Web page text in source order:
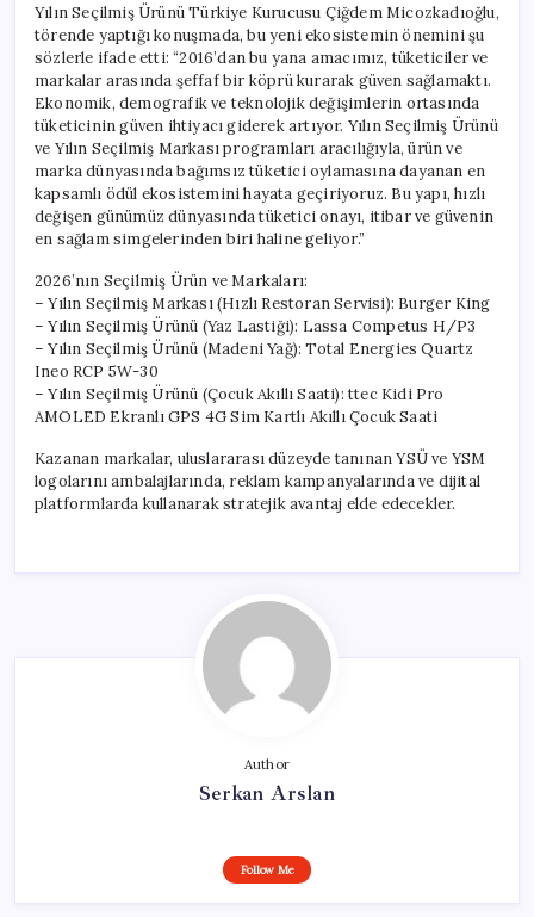
Yılın Seçilmiş Ürünü Türkiye Kurucusu Çiğdem Micozkadıoğlu,
törende yaptığı konuşmada, bu yeni ekosistemin önemini şu
sözlerle ifade etti: “2016’dan bu yana amacımız, tüketiciler ve
markalar arasında şeffaf bir köprü kurarak güven sağlamaktı.
Ekonomik, demografik ve teknolojik değişimlerin ortasında
tüketicinin güven ihtiyacı giderek artıyor. Yılın Seçilmiş Ürünü
ve Yılın Seçilmiş Markası programları aracılığıyla, ürün ve
marka dünyasında bağımsız tüketici oylamasına dayanan en
kapsamlı ödül ekosistemini hayata geçiriyoruz. Bu yapı, hızlı
değişen günümüz dünyasında tüketici onayı, itibar ve güvenin
en sağlam simgelerinden biri haline geliyor.”
2026’nın Seçilmiş Ürün ve Markaları:
– Yılın Seçilmiş Markası (Hızlı Restoran Servisi): Burger King
– Yılın Seçilmiş Ürünü (Yaz Lastiği): Lassa Competus H/P3
– Yılın Seçilmiş Ürünü (Madeni Yağ): Total Energies Quartz
Ineo RCP 5W-30
– Yılın Seçilmiş Ürünü (Çocuk Akıllı Saati): ttec Kidi Pro
AMOLED Ekranlı GPS 4G Sim Kartlı Akıllı Çocuk Saati
Kazanan markalar, uluslararası düzeyde tanınan YSÜ ve YSM
logolarını ambalajlarında, reklam kampanyalarında ve dijital
platformlarda kullanarak stratejik avantaj elde edecekler.
Author
Serkan Arslan
Follow Me